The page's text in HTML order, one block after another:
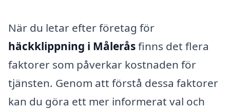
När du letar efter företag för
häckklippning i Måleråsfinns det flera
faktorer som påverkar kostnaden för
tjänsten. Genom att förstå dessa faktorer
kan du göra ett mer informerat val och